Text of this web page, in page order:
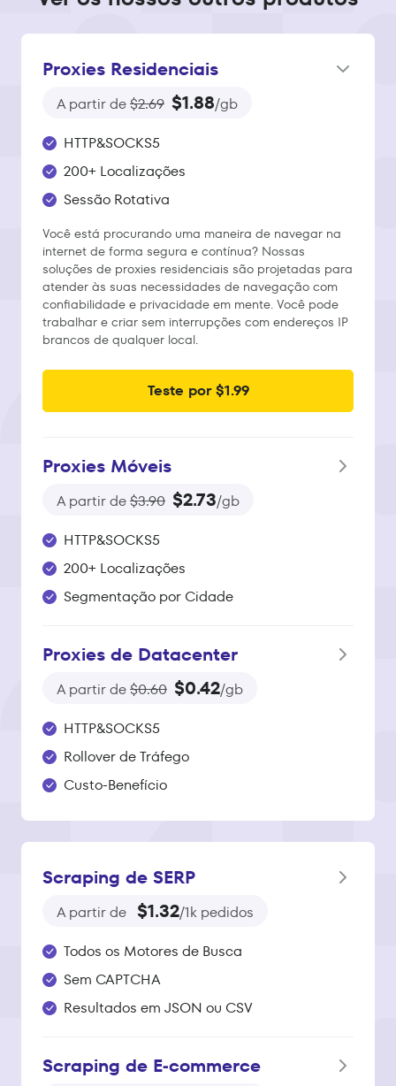
Proxies Residenciais
A partir de$2.69 $1.88/gb
HTTP&SOCKS5
200+ Localizações
Sessão Rotativa
Você está procurando uma maneira de navegar na
internet de forma segura e contínua? Nossas
soluções de proxies residenciais são projetadas para
atender às suas necessidades de navegação com
confiabilidade e privacidade em mente. Você pode
trabalhar e criar sem interrupções com endereços IP
brancos de qualquer local.
Teste por $1.99
Proxies Móveis
A partir de$3.90 $2.73/gb
HTTP&SOCKS5
200+ Localizações
Segmentação por Cidade
Proxies de Datacenter
A partir de$0.60 $0.42/gb
HTTP&SOCKS5
Rollover de Tráfego
Custo-Benefício
Scraping de SERP
A partir de $1.32/1k pedidos
Todos os Motores de Busca
Sem CAPTCHA
Resultados em JSON ou CSV
Scraping de E‑commerce